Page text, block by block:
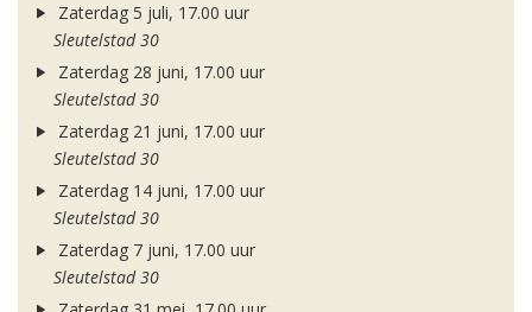
Zaterdag 5 juli, 17.00 uur
Sleutelstad 30
Zaterdag 28 juni, 17.00 uur
Sleutelstad 30
Zaterdag 21 juni, 17.00 uur
Sleutelstad 30
Zaterdag 14 juni, 17.00 uur
Sleutelstad 30
Zaterdag 7 juni, 17.00 uur
Sleutelstad 30